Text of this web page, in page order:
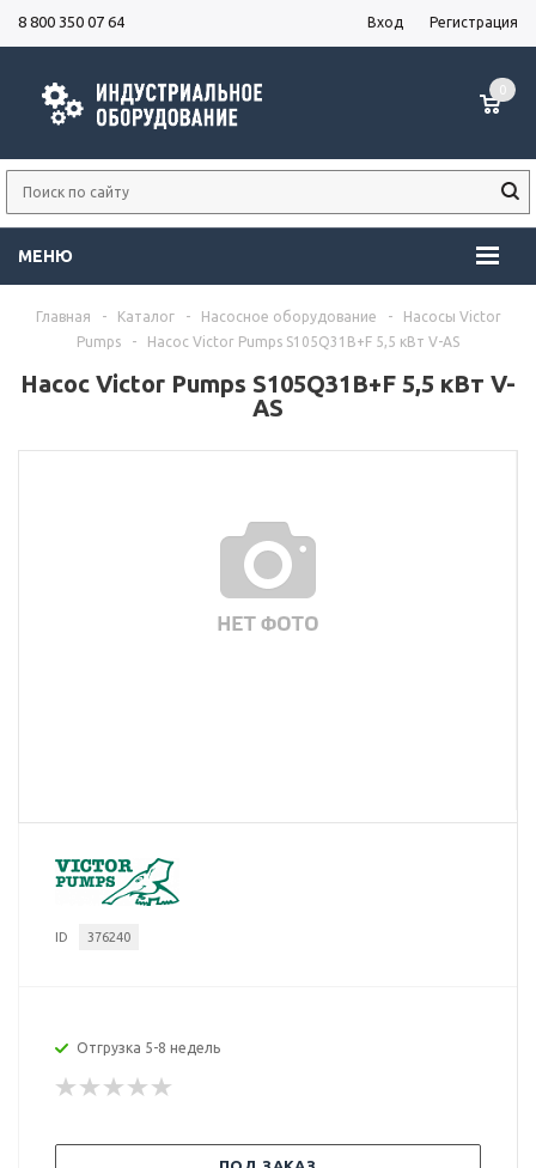
8 800 350 07 64 Вход Регистрация
МЕНЮ
0
Главная - Каталог - Насосное оборудование -
Насосы Victor
Pumps
- Насос Victor Pumps S105Q31B+F 5,5 кВт V-AS
Насос Victor Pumps S105Q31B+F 5,5 кВт V-
AS
ID 376240
Отгрузка 5-8 недель